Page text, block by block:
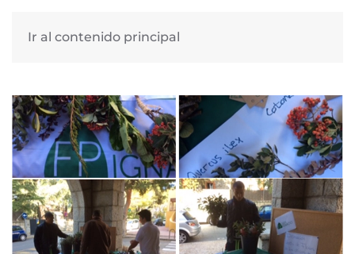
Ir al contenido principal